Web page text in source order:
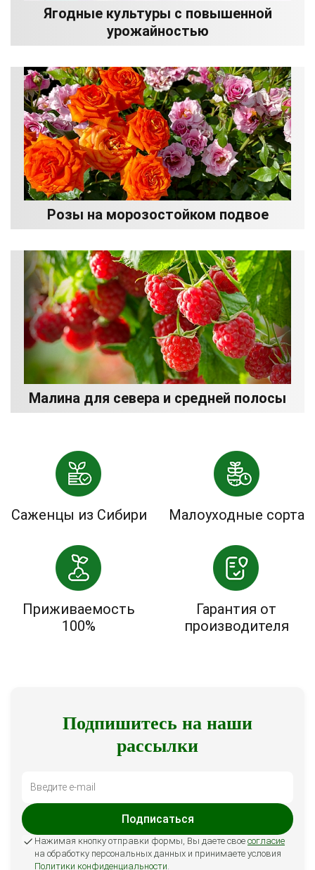
Ягодные культуры с повышенной
урожайностью
Розы на морозостойком подвое
Малина для севера и средней полосы
Саженцы из Сибири Малоуходные сорта
Приживаемость
100%
Гарантия от
производителя
Подпишитесь на наши
рассылки
Подписаться
Нажимая кнопку отправки формы, Вы даете свое согласие
на обработку персональных данных и принимаете условия
Политики конфиденциальности.